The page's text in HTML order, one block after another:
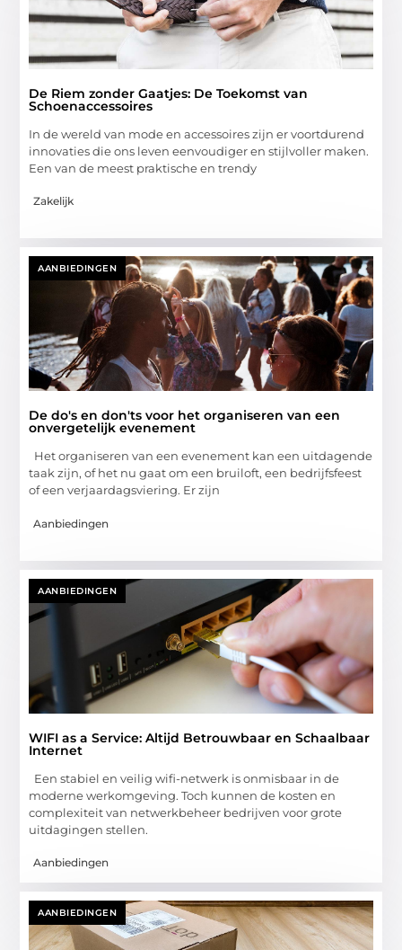
De Riem zonder Gaatjes: De Toekomst van
Schoenaccessoires
In de wereld van mode en accessoires zijn er voortdurend
innovaties die ons leven eenvoudiger en stijlvoller maken.
Een van de meest praktische en trendy
Zakelijk
AANBIEDINGEN
De do's en don'ts voor het organiseren van een
onvergetelijk evenement
Het organiseren van een evenement kan een uitdagende
taak zijn, of het nu gaat om een bruiloft, een bedrijfsfeest
of een verjaardagsviering. Er zijn
Aanbiedingen
AANBIEDINGEN
WIFI as a Service: Altijd Betrouwbaar en Schaalbaar
Internet
Een stabiel en veilig wifi-netwerk is onmisbaar in de
moderne werkomgeving. Toch kunnen de kosten en
complexiteit van netwerkbeheer bedrijven voor grote
uitdagingen stellen.
Aanbiedingen
AANBIEDINGEN